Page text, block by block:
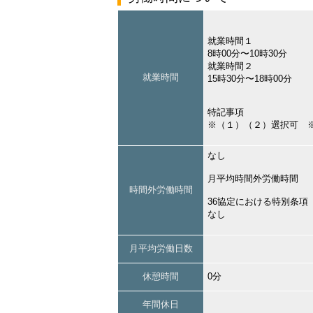
就業時間
就業時間１
8時00分〜10時30分
就業時間２
15時30分〜18時00分
特記事項
※（１）（２）選択可
時間外労働時間
なし
月平均時間外労働時間
36協定における特別条項
なし
月平均労働日数
休憩時間 0分
年間休日